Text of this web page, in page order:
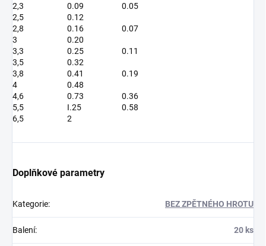
2,3
0.09
0.05
2,5
0.12
2,8
0.16
0.07
3
0.20
3,3
0.25
0.11
3,5
0.32
3,8
0.41
0.19
4
0.48
4,6
0.73
0.36
5,5
I.25
0.58
6,5
2
Doplňkové parametry
Kategorie: BEZ ZPĚTNÉHO HROTU
Balení: 20 ks